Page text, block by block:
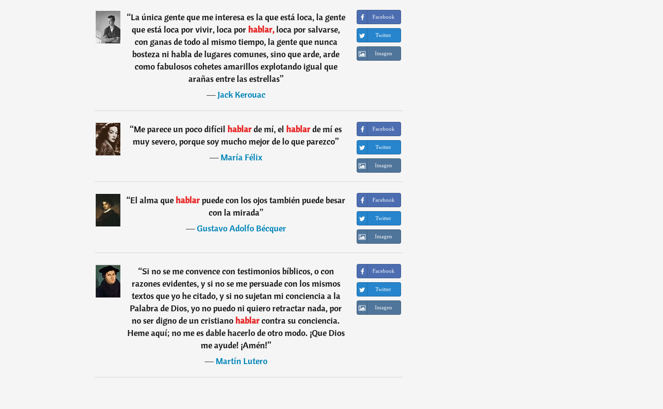
“La única gente que me interesa es la que está loca, la gente
que está loca por vivir, loca por hablar,loca por salvarse,
con ganas de todo al mismo tiempo, la gente que nunca
bosteza ni habla de lugares comunes, sino que arde, arde
como fabulosos cohetes amarillos explotando igual que
arañas entre las estrellas”
―Jack Kerouac
Facebook
Twitter
Imagen
“Me parece un poco difícil hablarde mí, el hablarde mí es
muy severo, porque soy mucho mejor de lo que parezco”
―María Félix
Facebook
Twitter
Imagen
“El alma que hablarpuede con los ojos también puede besar
con la mirada”
―Gustavo Adolfo Bécquer
Facebook
Twitter
Imagen
“Si no se me convence con testimonios bíblicos, o con
razones evidentes, y si no se me persuade con los mismos
textos que yo he citado, y si no sujetan mi conciencia a la
Palabra de Dios, yo no puedo ni quiero retractar nada, por
no ser digno de un cristiano hablarcontra su conciencia.
Heme aquí; no me es dable hacerlo de otro modo. ¡Que Dios
me ayude! ¡Amén!”
―Martín Lutero
Facebook
Twitter
Imagen